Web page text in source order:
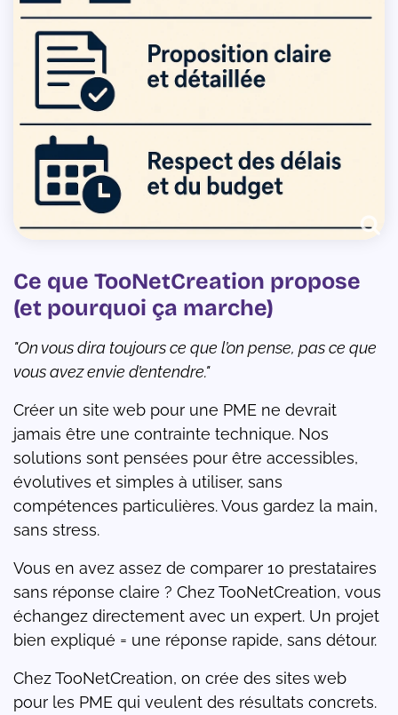
Ce que TooNetCreation propose
(et pourquoi ça marche)
"On vous dira toujours ce que l’on pense, pas ce que
vous avez envie d’entendre."
Créer un site web pour une PME ne devrait
jamais être une contrainte technique. Nos
solutions sont pensées pour être accessibles,
évolutives et simples à utiliser, sans
compétences particulières. Vous gardez la main,
sans stress.
Vous en avez assez de comparer 10 prestataires
sans réponse claire ? Chez TooNetCreation, vous
échangez directement avec un expert. Un projet
bien expliqué = une réponse rapide, sans détour.
Chez TooNetCreation, on crée des sites web
pour les PME qui veulent des résultats concrets.